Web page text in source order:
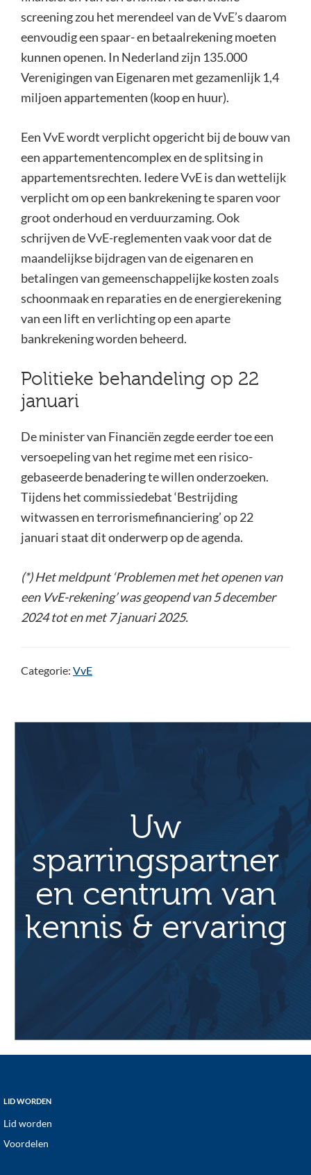
screening zou het merendeel van de VvE’s daarom
eenvoudig een spaar- en betaalrekening moeten
kunnen openen. In Nederland zijn 135.000
Verenigingen van Eigenaren met gezamenlijk 1,4
miljoen appartementen (koop en huur).
Een VvE wordt verplicht opgericht bij de bouw van
een appartementencomplex en de splitsing in
appartementsrechten. Iedere VvE is dan wettelijk
verplicht om op een bankrekening te sparen voor
groot onderhoud en verduurzaming. Ook
schrijven de VvE-reglementen vaak voor dat de
maandelijkse bijdragen van de eigenaren en
betalingen van gemeenschappelijke kosten zoals
schoonmaak en reparaties en de energierekening
van een lift en verlichting op een aparte
bankrekening worden beheerd.
Politieke behandeling op 22
januari
De minister van Financiën zegde eerder toe een
versoepeling van het regime met een risico-
gebaseerde benadering te willen onderzoeken.
Tijdens het commissiedebat ‘Bestrijding
witwassen en terrorismefinanciering’ op 22
januari staat dit onderwerp op de agenda.
(*) Het meldpunt ‘Problemen met het openen van
een VvE-rekening’ was geopend van 5 december
2024 tot en met 7 januari 2025.
Categorie: VvE
Uw
sparringspartner
en centrum van
kennis & ervaring
Footer
LID WORDEN
Lid worden
Voordelen